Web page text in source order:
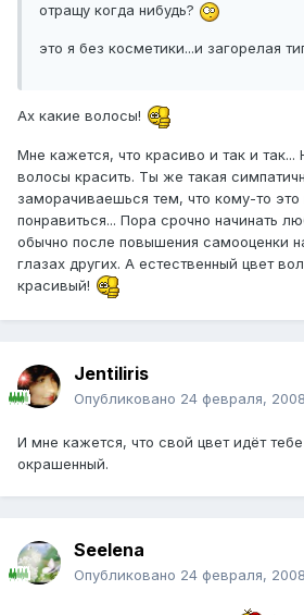
отращу когда нибудь?
это я без косметики...и загорелая
Ах какие волосы!
Мне кажется, что красиво и так и
волосы красить. Ты же такая
заморачиваешься тем, что кому-то
понравиться... Пора срочно начинать
обычно после повышения самооценки
глазах других. А естественный цвет
красивый!
Jentiliris
Опубликовано 24 февраля, 2008
И мне кажется, что свой цвет идёт
окрашенный.
Seelena
Опубликовано 24 февраля, 2008